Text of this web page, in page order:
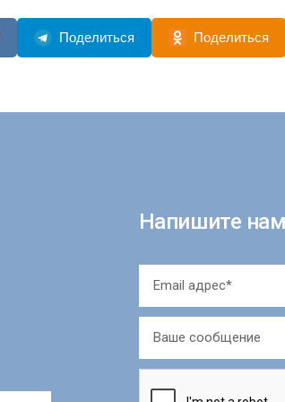
Поделиться Поделиться
Напишите